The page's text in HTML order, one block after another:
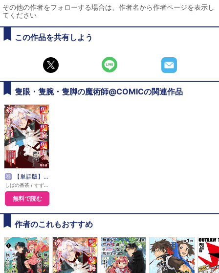
その他の作者をフォローする場合は、作者名から作者ページを表示し
てください
この作品を共有しよう
隻眼・隻腕・隻脚の魔術師@COMICの関連作品
巻 【単話版】隻眼・隻腕・隻脚の魔術師@COMIC
無料で読む
作者のこれもおすすめ